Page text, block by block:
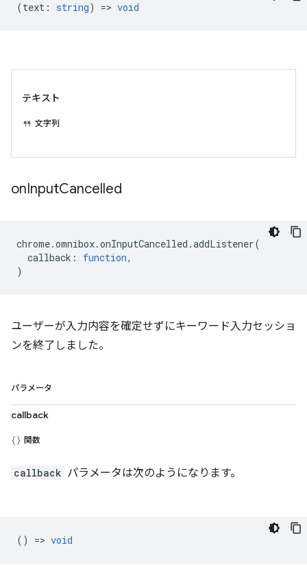
(text : string) => void
テキスト
文字列
onInputCancelled
chrome.omnibox.onInputCancelled .addListener(
callback : function,
)
ユーザーが入力内容を確定せずにキーワード入力セッショ
ンを終了しました。
パラメータ
callback
関数
callback パラメータは次のようになります。
() => void